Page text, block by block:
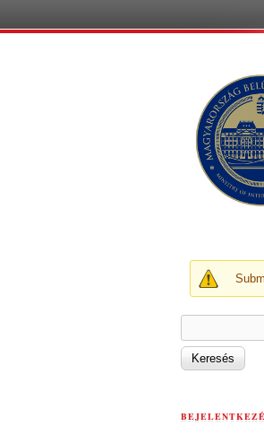
KERESÉS